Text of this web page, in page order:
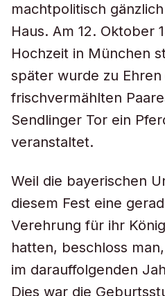
machtpolitisch
Haus. Am 12. Oktober
Hochzeit in München
später wurde zu Ehren
frischvermählten
Sendlinger Tor ein
veranstaltet.
Weil die bayerischen
diesem Fest eine
Verehrung für ihr
hatten, beschloss
im darauffolgenden
Dies war die